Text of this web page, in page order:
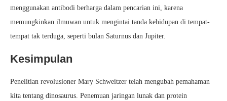
menggunakan antibodi berharga dalam pencarian ini, karena
memungkinkan ilmuwan untuk mengintai tanda kehidupan di tempat-
tempat tak terduga, seperti bulan Saturnus dan Jupiter.
Kesimpulan
Penelitian revolusioner Mary Schweitzer telah mengubah pemahaman
kita tentang dinosaurus. Penemuan jaringan lunak dan protein